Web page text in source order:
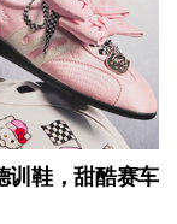
鞋，甜酷赛车